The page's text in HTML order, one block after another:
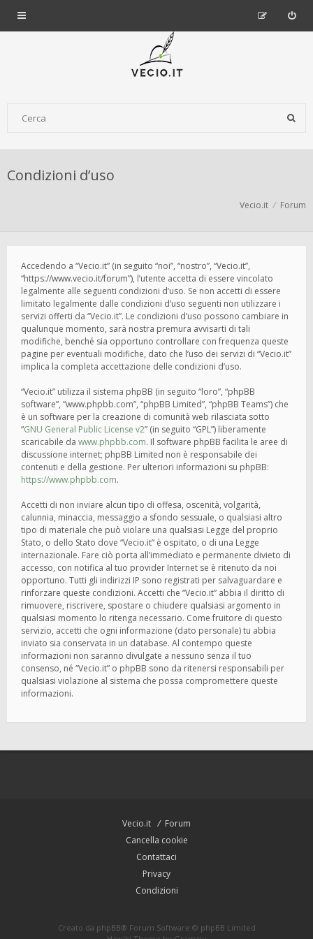
Condizioni d’uso
Vecio.it Forum
Accedendo a “Vecio.it” (in seguito “noi”, “nostro”, “Vecio.it”,
“https://www.vecio.it/forum”), l’utente accetta di essere vincolato
legalmente alle seguenti condizioni d’uso. Se non accetti di essere
limitato legalmente dalle condizioni d’uso seguenti non utilizzare i
servizi offerti da “Vecio.it”. Le condizioni d’uso possono cambiare in
qualunque momento, sarà nostra premura avvisarti di tali
modifiche, benché sia opportuno controllare con frequenza queste
pagine per eventuali modifiche, dato che l’uso dei servizi di “Vecio.it”
implica la completa accettazione delle condizioni d’uso.
“Vecio.it” utilizza il sistema phpBB (in seguito “loro”, “phpBB
software”, “www.phpbb.com”, “phpBB Limited”, “phpBB Teams”) che
è un software per la creazione di comunità web rilasciata sotto
“GNU General Public License v2” (in seguito “GPL”) liberamente
scaricabile da www.phpbb.com. Il software phpBB facilita le aree di
discussione internet; phpBB Limited non è responsabile dei
contenuti e della gestione. Per ulteriori informazioni su phpBB:
https://www.phpbb.com.
Accetti di non inviare alcun tipo di offesa, oscenità, volgarità,
calunnia, minaccia, messaggio a sfondo sessuale, o qualsiasi altro
tipo di materiale che può violare una qualsiasi Legge del proprio
Stato, o dello Stato dove “Vecio.it” è ospitato, o di una Legge
internazionale. Fare ciò porta all’immediato e permanente divieto di
accesso, con notifica al tuo provider Internet se è ritenuto da noi
opportuno. Tutti gli indirizzi IP sono registrati per salvaguardare e
rinforzare queste condizioni. Accetti che “Vecio.it” abbia il diritto di
rimuovere, riscrivere, spostare o chiudere qualsiasi argomento in
qualsiasi momento lo ritenga necessario. Come fruitore di questo
servizio, accetti che ogni informazione (dato personale) tu abbia
inviato sia conservata in un database. Al contempo queste
informazioni non saranno divulgate a nessuno senza il tuo
consenso, né “Vecio.it” o phpBB sono da ritenersi responsabili per
qualsiasi violazione al sistema che possa compromettere queste
informazioni.
Vecio.it
Forum
Cancella cookie
Contattaci
Privacy
Condizioni
Creato da phpBB® Forum Software © phpBB Limited